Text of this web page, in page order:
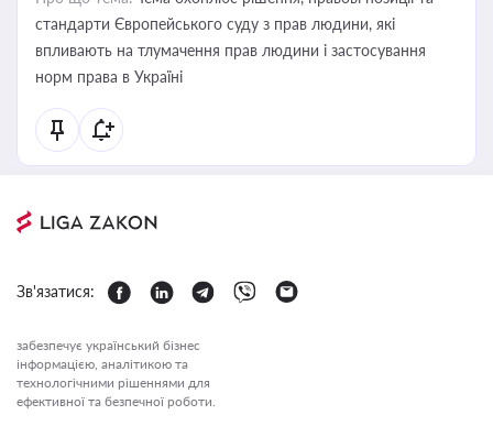
стандарти Європейського суду з прав людини, які
впливають на тлумачення прав людини і застосування
норм права в Україні
Зв'язатися:
забезпечує український бізнес
інформацією, аналітикою та
технологічними рішеннями для
ефективної та безпечної роботи.